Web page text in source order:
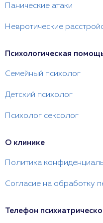
Панические атаки
Невротические
Психологическая
Семейный психолог
Детский психолог
Психолог сексолог
О клинике
Политика
Согласие на обработку
Телефон